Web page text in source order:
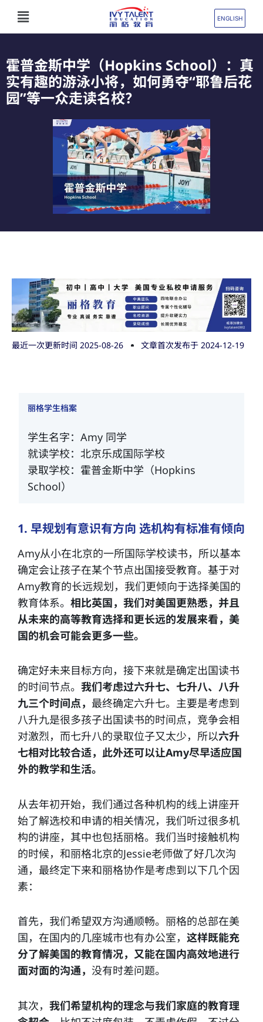
内
Flyout
Menu
ENGLISH
霍普金斯中学（Hopkins School）：真
实有趣的游泳小将，如何勇夺“耶鲁后花
园”等一众走读名校？
最近一次更新时间 2025-08-26 文章首次发布于 2024-12-19
丽格学生档案
学生名字：Amy 同学
就读学校：北京乐成国际学校
录取学校：霍普金斯中学（Hopkins
School）
1. 早规划有意识有方向 选机构有标准有倾向
Amy从小在北京的一所国际学校读书，所以基本
确定会让孩子在某个节点出国接受教育。基于对
Amy教育的长远规划，我们更倾向于选择美国的
教育体系。 相比英国，我们对美国更熟悉，并且
从未来的高等教育选择和更长远的发展来看，美
国的机会可能会更多一些。
确定好未来目标方向，接下来就是确定出国读书
的时间节点。 我们考虑过六升七、七升八、八升
九三个时间点， 最终确定六升七。主要是考虑到
八升九是很多孩子出国读书的时间点，竞争会相
对激烈，而七升八的录取位子又太少，所以六升
七相对比较合适，此外还可以让Amy尽早适应国
外的教学和生活。
从去年初开始，我们通过各种机构的线上讲座开
始了解选校和申请的相关情况，我们听过很多机
构的讲座，其中也包括丽格。我们当时接触机构
的时候，和丽格北京的Jessie老师做了好几次沟
通，最终定下来和丽格协作是考虑到以下几个因
素：
首先，我们希望双方沟通顺畅。丽格的总部在美
国，在国内的几座城市也有办公室， 这样既能充
分了解美国的教育情况，又能在国内高效地进行
面对面的沟通， 没有时差问题。
其次， 我们希望机构的理念与我们家庭的教育理